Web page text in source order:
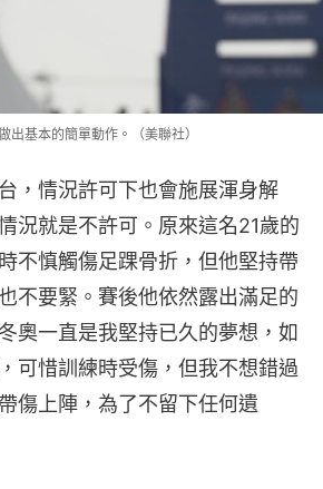
出基本的簡單動作。（美聯社）
，情況許可下也會施展渾身解
況就是不許可。原來這名21歲的
不慎觸傷足踝骨折，但他堅持帶
不要緊。賽後他依然露出滿足的
奧一直是我堅持已久的夢想，如
可惜訓練時受傷，但我不想錯過
傷上陣，為了不留下任何遺